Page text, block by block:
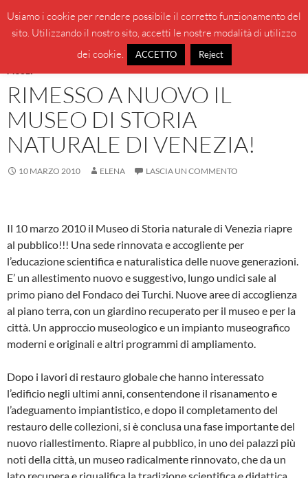
contenuto
BeppeBlog
MENU
MUSEI
RIMESSO A NUOVO IL
MUSEO DI STORIA
NATURALE DI VENEZIA!
10 MARZO 2010 ELENA LASCIA UN COMMENTO
Il 10 marzo 2010 il Museo di Storia naturale di Venezia riapre
al pubblico!!! Una sede rinnovata e accogliente per
l’educazione scientifica e naturalistica delle nuove generazioni.
E’ un allestimento nuovo e suggestivo, lungo undici sale al
primo piano del Fondaco dei Turchi. Nuove aree di accoglienza
al piano terra, con un giardino recuperato per il museo e per la
città. Un approccio museologico e un impianto museografico
moderni e originali e altri programmi di ampliamento.
Dopo i lavori di restauro globale che hanno interessato
l’edificio negli ultimi anni, consentendone il risanamento e
l’adeguamento impiantistico, e dopo il completamento del
restauro delle collezioni, si è conclusa una fase importante del
nuovo riallestimento. Riapre al pubblico, in uno dei palazzi più
noti della città, un museo radicalmente rinnovato, che da un
Usiamo i cookie per rendere possibile il corretto funzionamento del
sito. Utilizzando il nostro sito, accetti le nostre modalità di utilizzo
dei cookie.
ACCETTO Reject